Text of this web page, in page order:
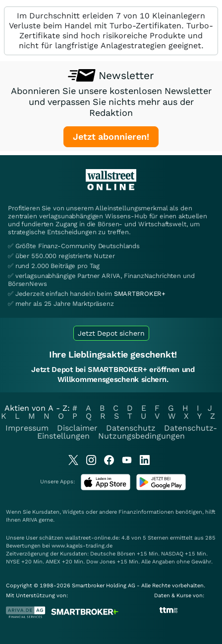
Im Durchschnitt erleiden 7 von 10 Kleinanlegern
Verluste beim Handel mit Turbo-Zertifikaten. Turbo-
Zertifikate sind hoch risikoreiche Produkte und
nicht für langfristige Anlagestrategien geeignet.
Newsletter
Abonnieren Sie unsere kostenlosen Newsletter
und verpassen Sie nichts mehr aus der
Redaktion
Jetzt abonnieren!
Profitieren Sie von unserem Alleinstellungsmerkmal als den
zentralen verlagsunabhängigen Wissens-Hub für einen aktuellen
und fundierten Zugang in die Börsen- und Wirtschaftswelt, um
strategische Entscheidungen zu treffen.
✅ Größte Finanz-Community Deutschlands
✅ über 550.000 registrierte Nutzer
✅ rund 2.000 Beiträge pro Tag
✅ verlagsunabhängige Partner ARIVA, FinanzNachrichten und
BörsenNews
✅ Jederzeit einfach handeln beim SMARTBROKER+
✅ mehr als 25 Jahre Marktpräsenz
Jetzt Depot sichern
Ihre Lieblingsaktie geschenkt!
Jetzt Depot bei SMARTBROKER+ eröffnen und
Willkommensgeschenk sichern.
Aktien von A - Z: # A B C D E F G H I
J
K
L M N O P Q R S T U V W X Y
Z
Impressum
Disclaimer Datenschutz
Datenschutz-
Einstellungen
Nutzungsbedingungen
Unsere Apps:
Wenn Sie Kursdaten, Widgets oder andere Finanzinformationen benötigen, hilft
Ihnen ARIVA gerne.
Unsere User schätzen wallstreet-online.de: 4.8 von 5 Sternen ermittelt aus 285
Bewertungen bei www.kagels-trading.de
Zeitverzögerung der Kursdaten: Deutsche Börsen +15 Min. NASDAQ +15 Min.
NYSE +20 Min. AMEX +20 Min. Dow Jones +15 Min. Alle Angaben ohne Gewähr.
Copyright © 1998-2026 Smartbroker Holding AG - Alle Rechte vorbehalten.
Mit Unterstützung von:
Daten & Kurse von: